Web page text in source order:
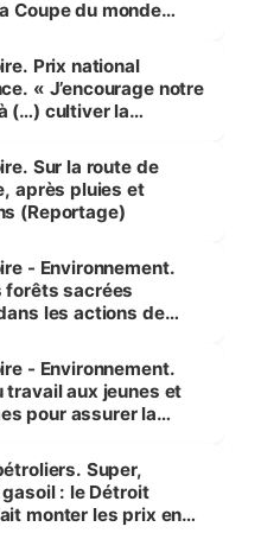
Coupe du monde
Prix national
« J’encourage notre
(…) cultiver la
Sur la route de
après pluies et
(Reportage)
- Environnement.
forêts sacrées
les actions de
- Environnement.
travail aux jeunes et
pour assurer la
Super,
: le Détroit
monter les prix en